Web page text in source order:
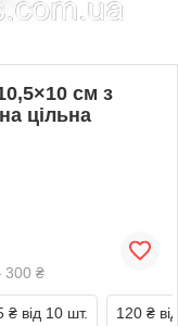
см з
цільна
300 ₴
₴ від 10 шт. 120 ₴